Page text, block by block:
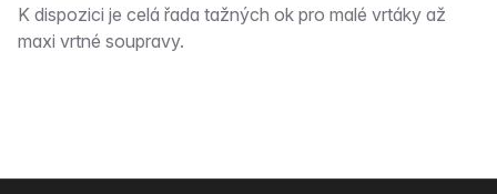
Popis
K dispozici je celá řada tažných ok pro malé vrtáky až
maxi vrtné soupravy.